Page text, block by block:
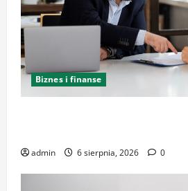
Biznes i finanse
admin 6 sierpnia, 2026 0